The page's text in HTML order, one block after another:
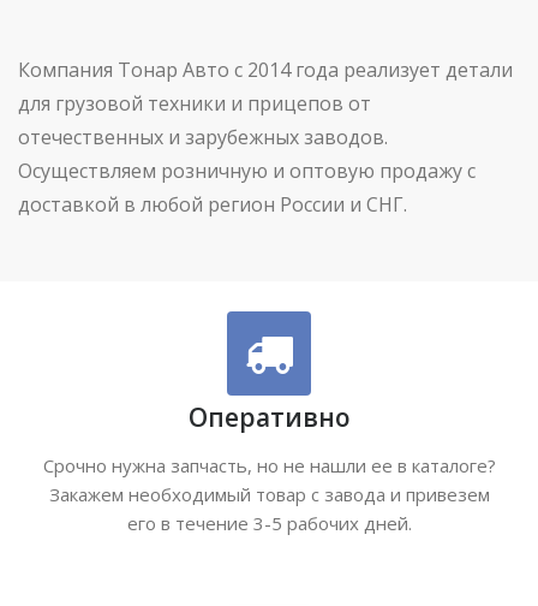
Компания Тонар Авто с 2014 года реализует детали
для грузовой техники и прицепов от
отечественных и зарубежных заводов.
Осуществляем розничную и оптовую продажу с
доставкой в любой регион России и СНГ.
Оперативно
Срочно нужна запчасть, но не нашли ее в каталоге?
Закажем необходимый товар с завода и привезем
его в течение 3-5 рабочих дней.